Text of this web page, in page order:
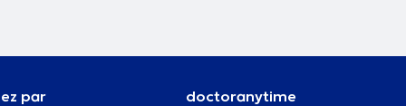
par doctoranytime